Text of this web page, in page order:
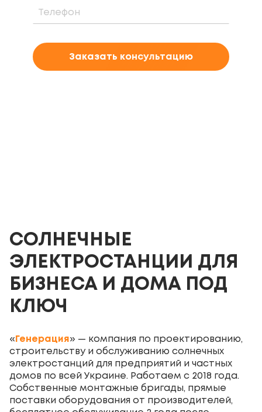
Заказать консультацию
СОЛНЕЧНЫЕ
ЭЛЕКТРОСТАНЦИИ ДЛЯ
БИЗНЕСА И ДОМА ПОД
КЛЮЧ
« Генерация» — компания по проектированию,
строительству и обслуживанию солнечных
электростанций для предприятий и частных
домов по всей Украине. Работаем с 2018 года.
Собственные монтажные бригады, прямые
поставки оборудования от производителей,